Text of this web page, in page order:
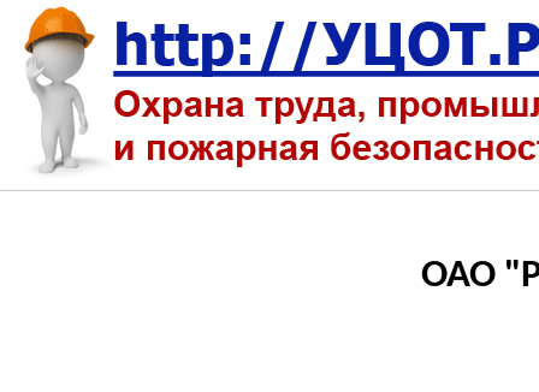
ОАО